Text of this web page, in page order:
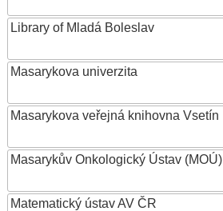
Library of Mladá Boleslav
Masarykova univerzita
Masarykova veřejná knihovna Vsetín
Masarykův Onkologický Ústav (MOÚ)
Matematický ústav AV ČR